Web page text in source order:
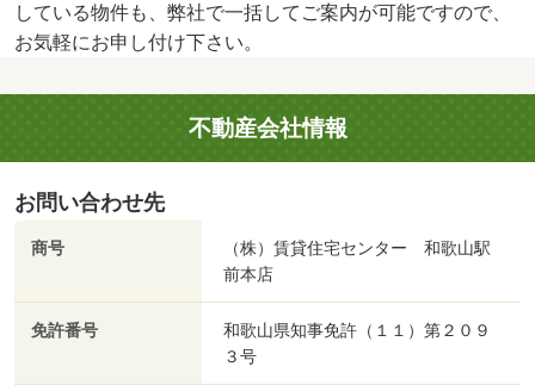
している物件も、弊社で一括してご案内が可能ですので、
お気軽にお申し付け下さい。
不動産会社情報
お問い合わせ先
商号
（株）賃貸住宅センター 和歌山駅
前本店
免許番号
和歌山県知事免許（１１）第２０９
３号